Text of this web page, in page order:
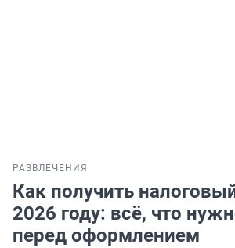
РАЗВЛЕЧЕНИЯ
Как получить
2026 году: всё, что
перед оформлением